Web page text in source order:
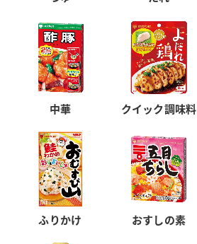
中華 クイック調味料
ふりかけ おすしの素